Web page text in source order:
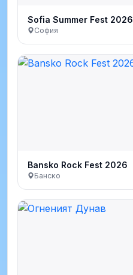
Sofia Summer Fest 2026
София
Bansko Rock Fest 2026
Банско